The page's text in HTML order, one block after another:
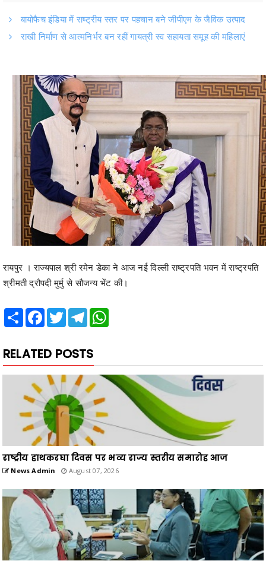
बायोफैच इंडिया में राष्ट्रीय स्तर पर पहचान बने जीपीएम के जैविक उत्पाद
राखी निर्माण से आत्मनिर्भर बन रहीं गायत्री स्व सहायता समूह की महिलाएं
रायपुर । राज्यपाल श्री रमेन डेका ने आज नई दिल्ली राष्ट्रपति भवन में राष्ट्रपति
श्रीमती द्रौपदी मुर्मु से सौजन्य भेंट की।
Share Facebook
TwitterTelegram
RELATED POSTS
राष्ट्रीय हाथकरघा दिवस पर भव्य राज्य स्तरीय समारोह आज
News Admin August 07, 2026